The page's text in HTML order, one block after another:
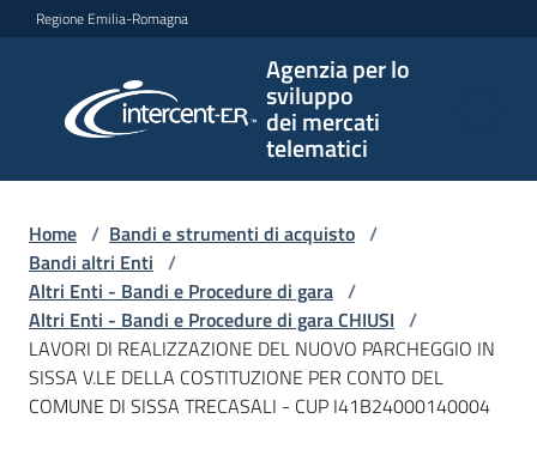
Vai al contenuto
Vai alla navigazione
Vai al footer
Regione Emilia-Romagna
Agenzia per lo
sviluppo
dei mercati
telematici
per lo
sviluppo
telematici
L'Agenzia
Home / Bandi e strumenti di acquisto /
Bandi altri Enti /
Altri Enti - Bandi e Procedure di gara /
Altri Enti - Bandi e Procedure di gara CHIUSI /
LAVORI DI REALIZZAZIONE DEL NUOVO PARCHEGGIO IN
SISSA V.LE DELLA COSTITUZIONE PER CONTO DEL
COMUNE DI SISSA TRECASALI - CUP I41B24000140004